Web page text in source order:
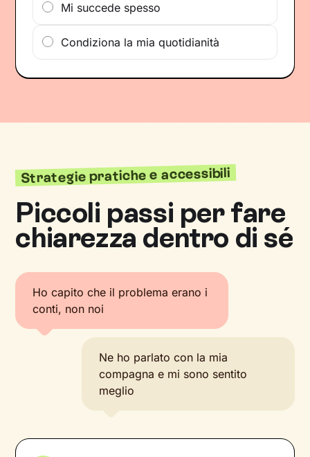
Mi succede spesso
Condiziona la mia quotidianità
Strategie pratiche e accessibili
Piccoli passi per fare
chiarezza dentro di sé
Ho capito che il problema erano i
conti, non noi
Ne ho parlato con la mia
compagna e mi sono sentito
meglio